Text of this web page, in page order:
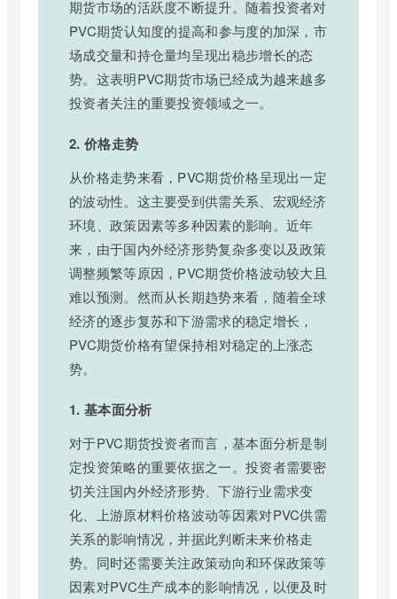
期货市场的活跃度不断提升。随着投资者对
PVC期货认知度的提高和参与度的加深，市
场成交量和持仓量均呈现出稳步增长的态
势。这表明PVC期货市场已经成为越来越多
投资者关注的重要投资领域之一。
2. 价格走势
从价格走势来看，PVC期货价格呈现出一定
的波动性。这主要受到供需关系、宏观经济
环境、政策因素等多种因素的影响。近年
来，由于国内外经济形势复杂多变以及政策
调整频繁等原因，PVC期货价格波动较大且
难以预测。然而从长期趋势来看，随着全球
经济的逐步复苏和下游需求的稳定增长，
PVC期货价格有望保持相对稳定的上涨态
势。
1. 基本面分析
对于PVC期货投资者而言，基本面分析是制
定投资策略的重要依据之一。投资者需要密
切关注国内外经济形势、下游行业需求变
化、上游原材料价格波动等因素对PVC供需
关系的影响情况，并据此判断未来价格走
势。同时还需要关注政策动向和环保政策等
因素对PVC生产成本的影响情况，以便及时